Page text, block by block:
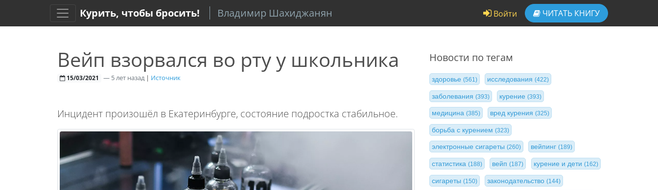
Курить, чтобы бросить! Владимир Шахиджанян Войти ЧИТАТЬ КНИГУ
Вейп взорвался во рту у школьника
15/03/2021 —5 лет назад | Источник
Инцидент произошёл в Екатеринбурге, состояние подростка стабильное.
Новости по тегам
здоровье (561) исследования(422)
заболевания (393) курение(393)
медицина (385) вред курения(325)
борьба с курением (323)
электронные сигареты (260) вейпинг(189)
статистика (188) вейп(187) курение и дети (162)
сигареты (150) законодательство(144)